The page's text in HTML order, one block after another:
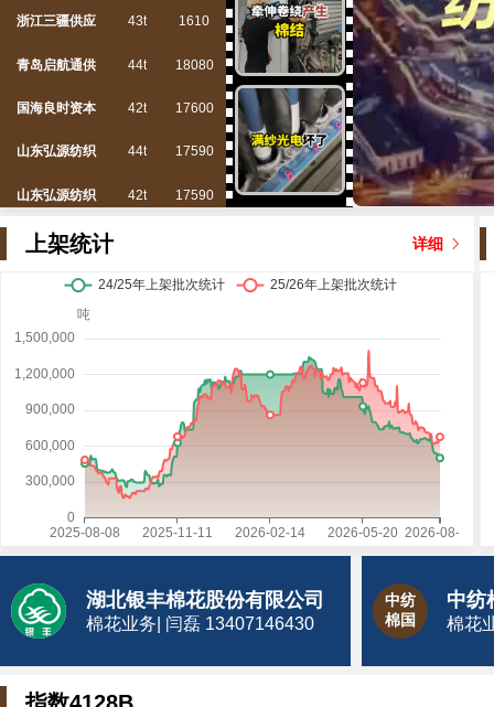
浙江三疆供应 43t 1610
青岛启航通供 44t 18080
国海良时资本 42t 17600
山东弘源纺织 44t 17590
山东弘源纺织 42t 17590
银河德睿资本
上架统计 详细
湖北银丰棉花股份有限公司
棉花业务| 闫磊 13407146430
中纺
棉国
棉花